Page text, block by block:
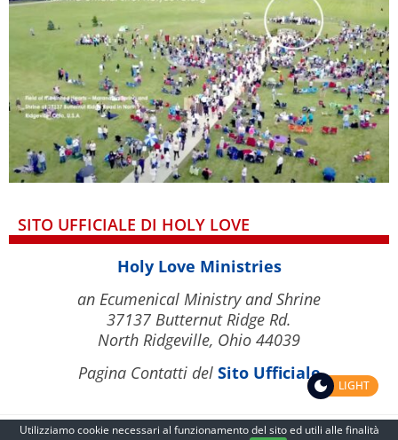
SITO UFFICIALE DI HOLY LOVE
Holy Love Ministries
an Ecumenical Ministry and Shrine
37137 Butternut Ridge Rd.
North Ridgeville, Ohio 44039
Pagina Contatti del Sito Ufficiale
Utilizziamo cookie necessari al funzionamento del sito ed utili alle finalità
LIGHT